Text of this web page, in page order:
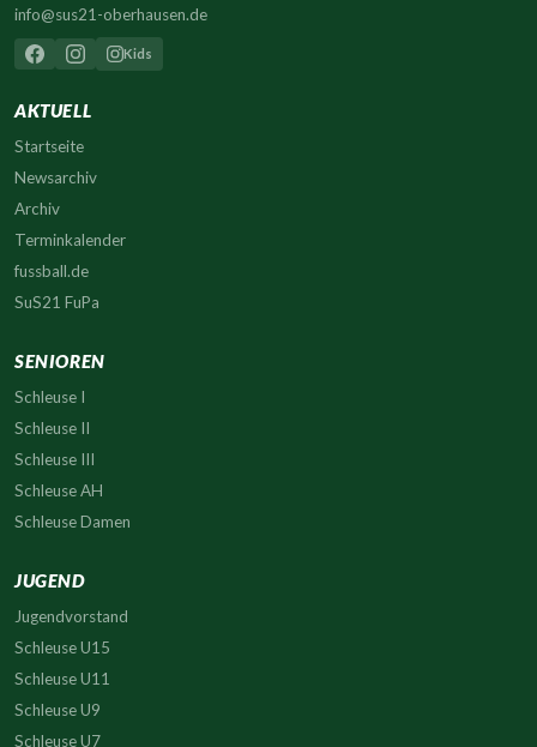
info@sus21-oberhausen.de
Kids
AKTUELL
Startseite
Newsarchiv
Archiv
Terminkalender
fussball.de
SuS21 FuPa
SENIOREN
Schleuse I
Schleuse II
Schleuse III
Schleuse AH
Schleuse Damen
JUGEND
Jugendvorstand
Schleuse U15
Schleuse U11
Schleuse U9
Schleuse U7